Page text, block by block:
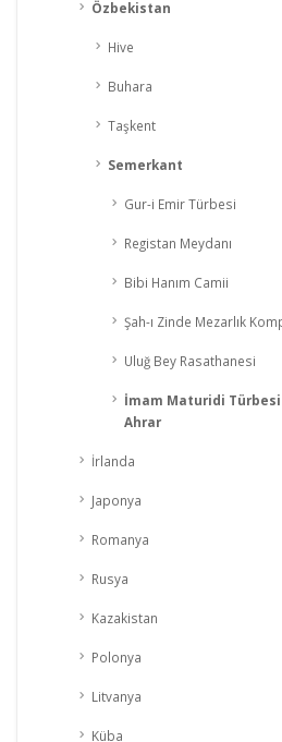
Özbekistan
Hive
Buhara
Taşkent
Semerkant
Gur-i Emir Türbesi
Registan Meydanı
Bibi Hanım Camii
Şah-ı Zinde Mezarlık
Uluğ Bey Rasathanesi
İmam Maturidi Türbesi
Ahrar
İrlanda
Japonya
Romanya
Rusya
Kazakistan
Polonya
Litvanya
Küba